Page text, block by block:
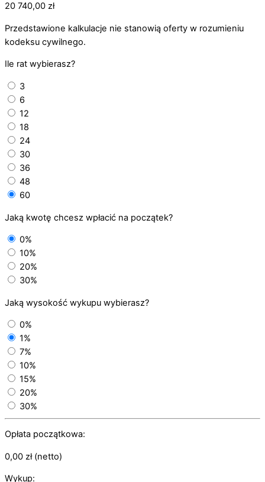
20 740,00 zł
Przedstawione kalkulacje nie stanowią oferty w rozumieniu
kodeksu cywilnego.
Ile rat wybierasz?
3
6
12
18
24
30
36
48
60
Jaką kwotę chcesz wpłacić na początek?
0%
10%
20%
30%
Jaką wysokość wykupu wybierasz?
0%
1%
7%
10%
15%
20%
30%
Opłata początkowa:
0,00 zł(netto)
Wykup: